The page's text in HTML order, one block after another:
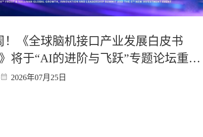
！《全球脑机接口产业发展白皮书
》将于“AI的进阶与飞跃”专题论坛重磅
2026年07月25日